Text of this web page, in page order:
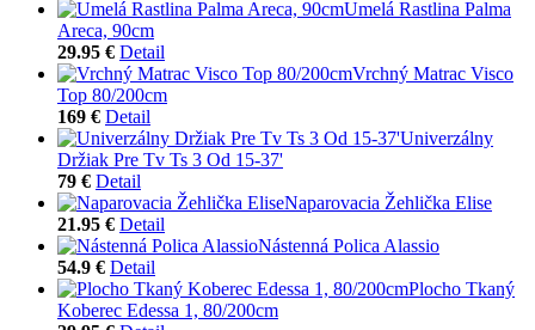
Umelá Rastlina Palma
Areca, 90cm
29.95 € Detail
Vrchný Matrac Visco
Top 80/200cm
169 € Detail
Univerzálny
Držiak Pre Tv Ts 3 Od 15-37'
79 € Detail
Naparovacia Žehlička Elise
21.95 € Detail
Nástenná Polica Alassio
54.9 € Detail
Plocho Tkaný
Koberec Edessa 1, 80/200cm